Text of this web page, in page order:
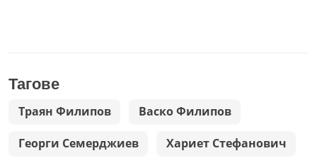
Тагове
Траян Филипов Васко Филипов
Георги Семерджиев Хариет Стефанович